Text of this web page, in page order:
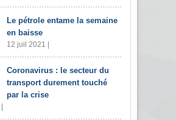
Le pétrole entame la semaine
en baisse
12 juil 2021 |
Coronavirus : le secteur du
transport durement touché
par la crise